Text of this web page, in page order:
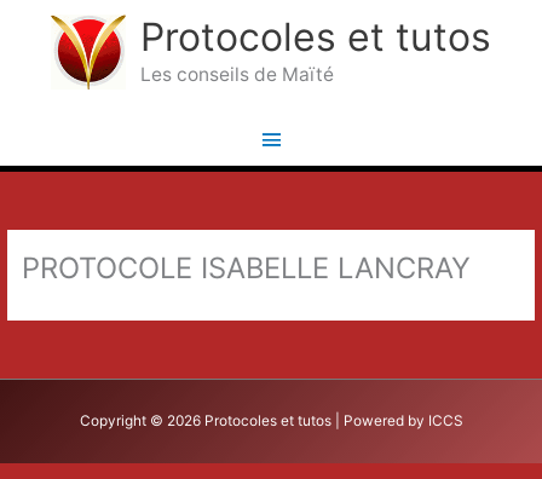
Protocoles et tutos
Les conseils de Maïté
Menu
principal
PROTOCOLE ISABELLE LANCRAY
Copyright © 2026 Protocoles et tutos| Powered by ICCS